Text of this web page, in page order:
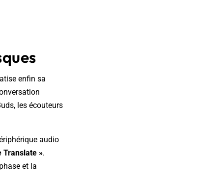
enfin sa
les écouteurs
audio
Translate ».
et la